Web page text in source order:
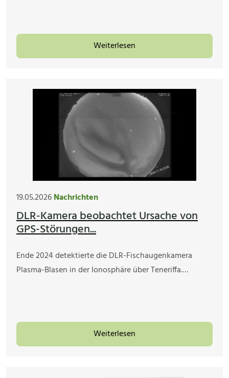
Weiterlesen
19.05.2026Nachrichten
DLR-Kamera beobachtet Ursache von
GPS-Störungen...
Ende 2024 detektierte die DLR-Fischaugenkamera
Plasma-Blasen in der Ionosphäre über Teneriffa.…
Weiterlesen